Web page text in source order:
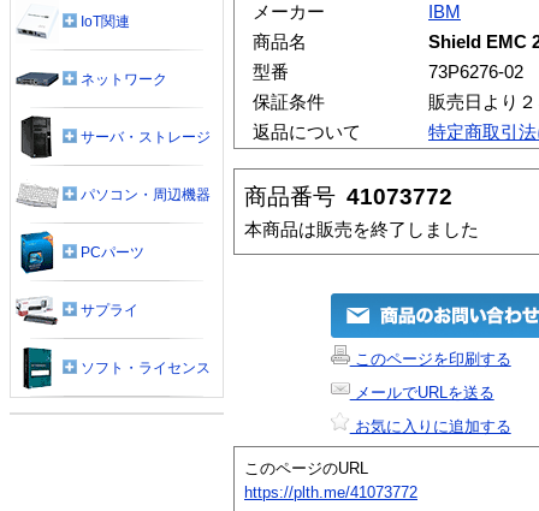
メーカー
IBM
商品名
Shield EMC
型番
73P6276-02
保証条件
販売日より
返品について
特定商取引
商品番号 41073772
本商品は販売を終了しました
このページを印刷する
メールでURLを送る
お気に入りに追加する
このページのURL
https://plth.me/41073772
IoT関連
ネットワーク
サーバ・ストレージ
パソコン・周辺機器
PCパーツ
サプライ
ソフト・ライセンス